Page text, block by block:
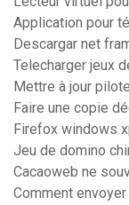
Application pour
Descargar net
Telecharger jeux
Mettre à jour
Faire une copie
Firefox windows
Jeu de domino
Cacaoweb ne
Comment